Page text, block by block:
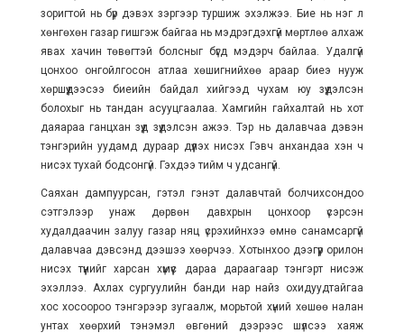
зоригтой нь бүр дэвэх зэргээр туршиж эхэлжээ. Бие нь нэг л
хөнгөхөн газар гишгэж байгаа нь мэдрэгдэхгүй мөртлөө алхаж
явах хачин төвөгтэй болсныг бүгд мэдэрч байлаа. Удалгүй
цонхоо онгойлгосон атлаа хөшигнийхөө араар биеэ нууж
хөршүүдээсээ биеийн байдал хийгээд чухам юу зүүдэлсэн
болохыг нь тандан асууцгаалаа. Хамгийн гайхалтай нь хот
даяараа ганцхан зүүд зүүдэлсэн ажээ. Тэр нь далавчаа дэвэн
тэнгэрийн уудамд дураар дүүлэх нисэх Гэвч анхандаа хэн ч
нисэх тухай бодсонгүй. Гэхдээ тийм ч удсангүй.
Саяхан дампуурсан, гэтэл гэнэт далавчтай болчихсондоо
сэтгэлээр унаж дөрвөн давхрын цонхоор үсэрсэн
худалдаачин залуу газар няц үсрэхийнхээ өмнө санамсаргүй
далавчаа дэвсэнд дээшээ хөөрчээ. Хотынхоо дээгүүр орилон
нисэх түүнийг харсан хүмүүс дараа дараагаар тэнгэрт нисэж
эхэллээ. Ахлах сургуулийн банди нар найз охидуудтайгаа
хос хосоороо тэнгэрээр зугаалж, морьтой хүний хөшөө налан
унтах хөөрхий тэнэмэл өвгөний дээрээс шүлсээ хаяж